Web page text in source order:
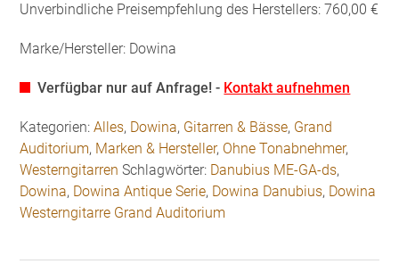
Unverbindliche Preisempfehlung des Herstellers: 760,00 €
Marke/Hersteller: Dowina
Verfügbar nur auf Anfrage! - Kontakt aufnehmen
Kategorien:Alles, Dowina, Gitarren & Bässe, Grand
Auditorium, Marken & Hersteller, Ohne Tonabnehmer,
Westerngitarren Schlagwörter: Danubius ME-GA-ds,
Dowina, Dowina Antique Serie, Dowina Danubius, Dowina
Westerngitarre Grand Auditorium